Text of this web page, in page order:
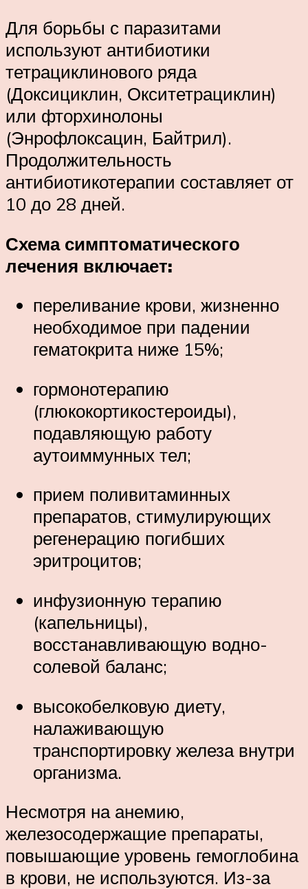
Для борьбы с паразитами
используют антибиотики
тетрациклинового ряда
(Доксициклин, Окситетрациклин)
или фторхинолоны
(Энрофлоксацин, Байтрил).
Продолжительность
антибиотикотерапии составляет от
10 до 28 дней.
Схема симптоматического
лечения включает:
переливание крови, жизненно
необходимое при падении
гематокрита ниже 15%;
гормонотерапию
(глюкокортикостероиды),
подавляющую работу
аутоиммунных тел;
прием поливитаминных
препаратов, стимулирующих
регенерацию погибших
эритроцитов;
инфузионную терапию
(капельницы),
восстанавливающую водно-
солевой баланс;
высокобелковую диету,
налаживающую
транспортировку железа внутри
организма.
Несмотря на анемию,
железосодержащие препараты,
повышающие уровень гемоглобина
в крови, не используются. Из-за